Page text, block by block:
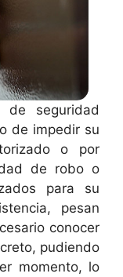
seguridad
de impedir su
o por
de robo o
para su
pesan
conocer
pudiendo
momento, lo